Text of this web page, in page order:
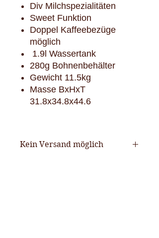
Div Milchspezialitäten
Sweet Funktion
Doppel Kaffeebezüge
möglich
1.9l Wassertank
280g Bohnenbehälter
Gewicht 11.5kg
Masse BxHxT
31.8x34.8x44.6
Kein Versand möglich